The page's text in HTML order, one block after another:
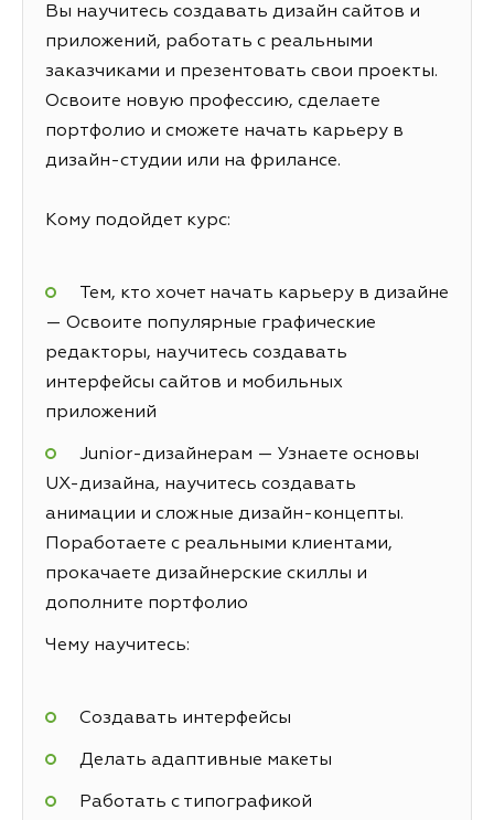
Вы научитесь создавать дизайн сайтов и
приложений, работать с реальными
заказчиками и презентовать свои проекты.
Освоите новую профессию, сделаете
портфолио и сможете начать карьеру в
дизайн-студии или на фрилансе.
Кому подойдет курс:
Тем, кто хочет начать карьеру в дизайне
— Освоите популярные графические
редакторы, научитесь создавать
интерфейсы сайтов и мобильных
приложений
Junior-дизайнерам — Узнаете основы
UX-дизайна, научитесь создавать
анимации и сложные дизайн-концепты.
Поработаете с реальными клиентами,
прокачаете дизайнерские скиллы и
дополните портфолио
Чему научитесь:
Создавать интерфейсы
Делать адаптивные макеты
Работать с типографикой